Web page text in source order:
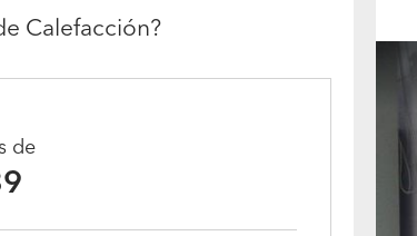
Calefacción?
de